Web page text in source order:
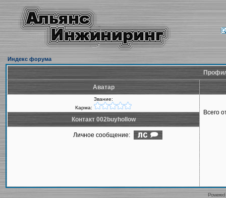
Индекс форума
Аватар
Звание:
Карма:
Всего
Контакт 002buyhollow
Личное сообщение: